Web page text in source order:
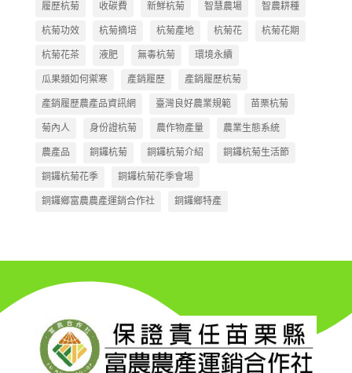
履歷杭菊 收碳費 新鮮杭菊 智慧農場 智農耕種
杭菊功效 杭菊摘培 杭菊產地 杭菊花 杭菊花期
杭菊花茶 液肥 無毒杭菊 環境永續
瓜果類如何禦寒 產銷履歷 產銷履歷杭菊
產銷履歷農產品資訊網 臺灣良好農業規範 苗栗杭菊
菊內人 身份證杭菊 農作物產量 農業生態系統
農產品 銅鑼杭菊 銅鑼杭菊介紹 銅鑼杭菊生活節
銅鑼杭菊花季 銅鑼杭菊花季會場
銅鑼鄉富農農產運銷合作社 銅鑼鄉特產